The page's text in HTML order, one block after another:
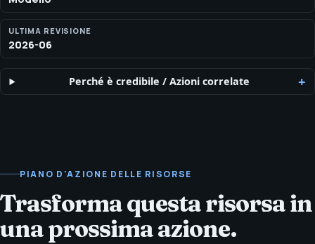
ULTIMA REVISIONE
2026-06
Perché è credibile / Azioni correlate
PIANO D'AZIONE DELLE RISORSE
Trasforma questa risorsa in
una prossima azione.